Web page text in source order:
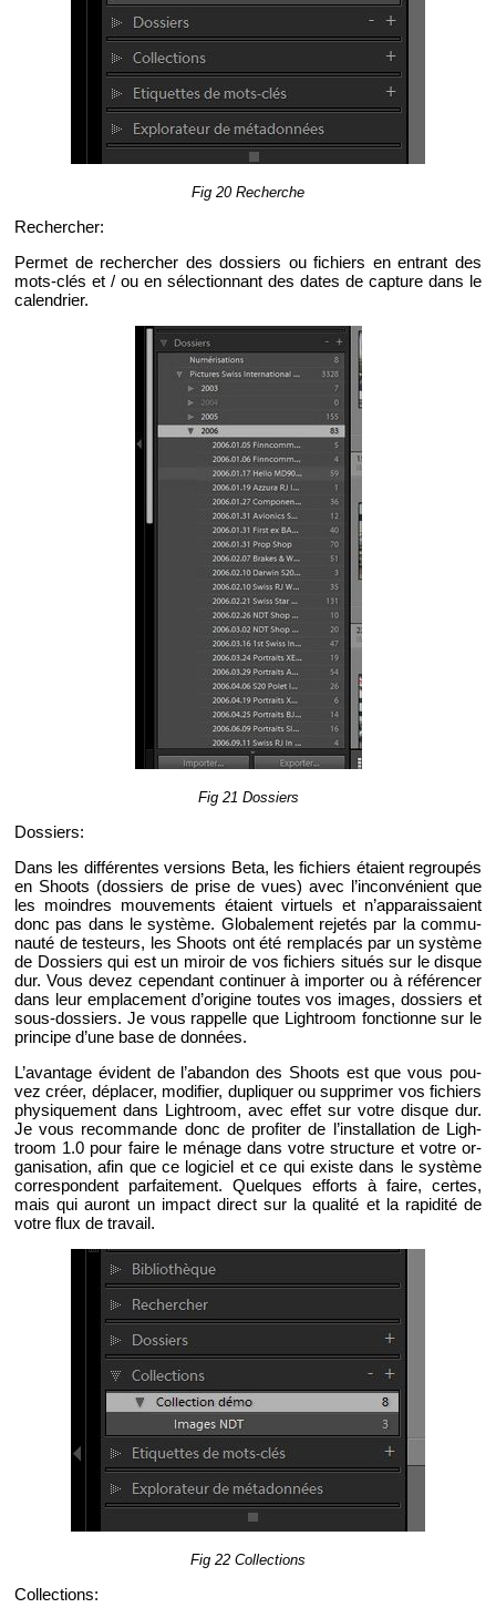
Fig 20 Re­cherche
Re­cher­cher:
Per­met de re­cher­cher des dos­siers ou fi­chiers en en­trant des
mots-clés et / ou en sé­lec­tion­nant des dates de cap­ture dans le
ca­len­drier.
Fig 21 Dos­siers
Dos­siers:
Dans les dif­fé­rentes ver­sions Beta, les fi­chiers étaient re­grou­pés
en Shoots (dos­siers de prise de vues) avec l’in­con­vé­nient que
les moindres mou­ve­ments étaient vir­tuels et n’ap­pa­rais­saient
donc pas dans le sys­tème. Glo­ba­le­ment re­je­tés par la com­mu­
nauté de tes­teurs, les Shoots ont été rem­pla­cés par un sys­tème
de Dos­siers qui est un mi­roir de vos fi­chiers si­tués sur le disque
dur. Vous devez ce­pen­dant conti­nuer à im­por­ter ou à ré­fé­ren­cer
dans leur em­pla­ce­ment d’ori­gine toutes vos images, dos­siers et
sous-dos­siers. Je vous rap­pelle que Ligh­troom fonc­tionne sur le
prin­cipe d’une base de don­nées.
L’avan­tage évident de l’aban­don des Shoots est que vous pou­
vez créer, dé­pla­cer, mo­di­fier, du­pli­quer ou sup­pri­mer vos fi­chiers
phy­si­que­ment dans Ligh­troom, avec effet sur votre disque dur.
Je vous re­com­mande donc de pro­fi­ter de l’ins­tal­la­tion de Ligh­
troom 1.0 pour faire le mé­nage dans votre struc­ture et votre or­
ga­ni­sa­tion, afin que ce lo­gi­ciel et ce qui existe dans le sys­tème
cor­res­pondent par­fai­te­ment. Quelques ef­forts à faire, certes,
mais qui au­ront un im­pact di­rect sur la qua­lité et la ra­pi­dité de
votre flux de tra­vail.
Fig 22 Col­lec­tions
Col­lec­tions: